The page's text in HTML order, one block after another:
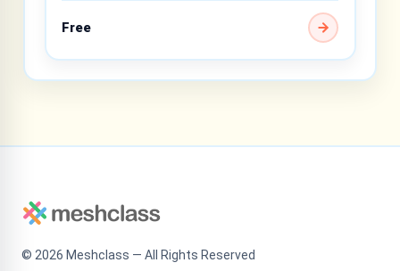
Free
© 2026 Meshclass — All Rights Reserved